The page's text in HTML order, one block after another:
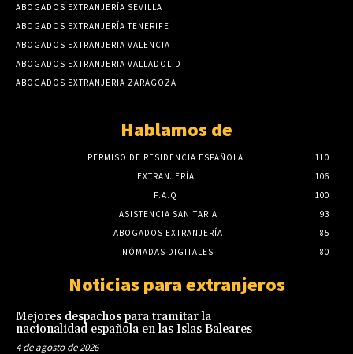
ABOGADOS EXTRANJERÍA SEVILLA
ABOGADOS EXTRANJERÍA TENERIFE
ABOGADOS EXTRANJERIA VALENCIA
ABOGADOS EXTRANJERIA VALLADOLID
ABOGADOS EXTRANJERIA ZARAGOZA
Hablamos de
PERMISO DE RESIDENCIA ESPAÑOLA
110
EXTRANJERÍA
106
F.A.Q
100
ASISTENCIA SANITARIA
93
ABOGADOS EXTRANJERÍA
85
NÓMADAS DIGITALES
80
Noticias para extranjeros
Mejores despachos para tramitar la
nacionalidad española en las Islas Baleares
4 de agosto de 2026